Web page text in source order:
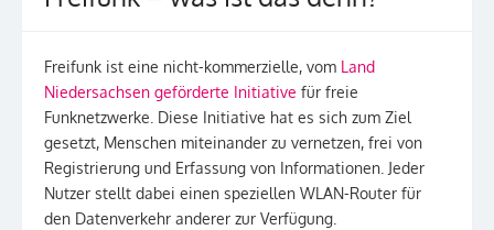
Freifunk ist eine nicht-kommerzielle, vom Land
Niedersachsen geförderte Initiative für freie
Funknetzwerke. Diese Initiative hat es sich zum Ziel
gesetzt, Menschen miteinander zu vernetzen, frei von
Registrierung und Erfassung von Informationen. Jeder
Nutzer stellt dabei einen speziellen WLAN-Router für
den Datenverkehr anderer zur Verfügung.